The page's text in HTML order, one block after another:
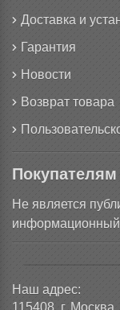
Доставка и
Гарантия
Новости
Возврат товара
Покупателям
Не является
информационный
Наш адрес:
115408, г.